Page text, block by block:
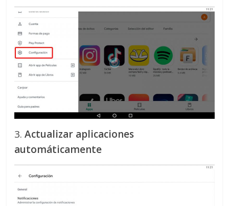
3.Actualizar aplicaciones
automáticamente